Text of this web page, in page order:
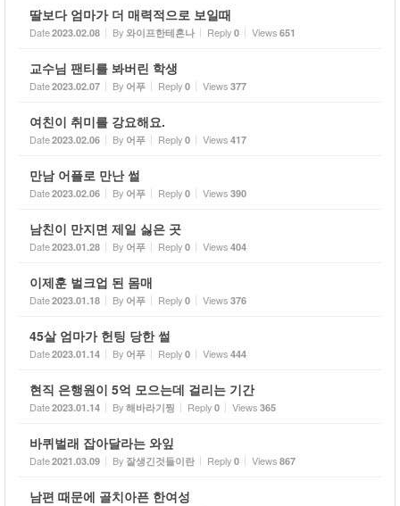
딸보다 엄마가 더 매력적으로 보일때
Date2023.02.08 By 와이프한테혼나 Reply 0 Views 651
교수님 팬티를 봐버린 학생
Date2023.02.07 By 어푸 Reply 0 Views 377
여친이 취미를 강요해요.
Date2023.02.06 By 어푸 Reply 0 Views 417
만남 어플로 만난 썰
Date2023.02.06 By 어푸 Reply 0 Views 390
남친이 만지면 제일 싫은 곳
Date2023.01.28 By 어푸 Reply 0 Views 404
이제훈 벌크업 된 몸매
Date2023.01.18 By 어푸 Reply 0 Views 376
45살 엄마가 헌팅 당한 썰
Date2023.01.14 By 어푸 Reply 0 Views 444
현직 은행원이 5억 모으는데 걸리는 기간
Date2023.01.14 By 해바라기찡 Reply 0 Views 365
바퀴벌래 잡아달라는 와잎
Date2021.03.09 By 잘생긴것들이란 Reply 0 Views 867
남편 때문에 골치아픈 한여성